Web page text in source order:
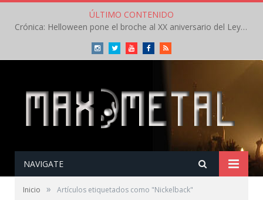
ÚLTIMO CONTENIDO
Crónica: Helloween pone el broche al XX aniversario del Leyendas del Rock – Sábado – Agosto 2026
InstagramTwitterYoutubeFacebookRSS
NAVIGATE
Inicio » Artículos etiquetados como "Nickelback"